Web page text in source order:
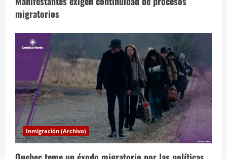
e
n
a
d
a
migratorios
Inmigración (Archivo)